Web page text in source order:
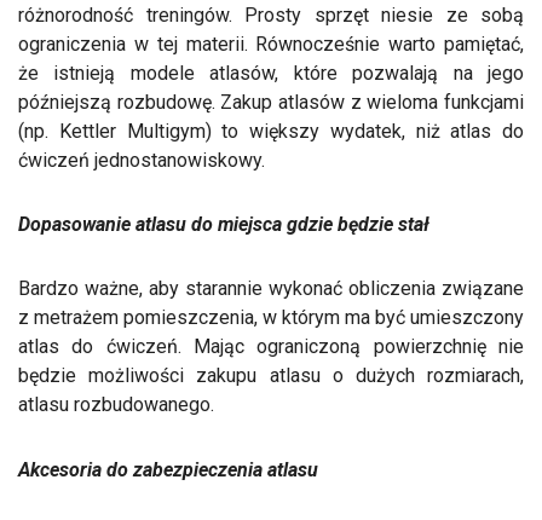
różnorodność treningów. Prosty sprzęt niesie ze sobą
ograniczenia w tej materii. Równocześnie warto pamiętać,
że istnieją modele atlasów, które pozwalają na jego
późniejszą rozbudowę. Zakup atlasów z wieloma funkcjami
(np. Kettler Multigym) to większy wydatek, niż atlas do
ćwiczeń jednostanowiskowy.
Dopasowanie atlasu do miejsca gdzie będzie stał
Bardzo ważne, aby starannie wykonać obliczenia związane
z metrażem pomieszczenia, w którym ma być umieszczony
atlas do ćwiczeń. Mając ograniczoną powierzchnię nie
będzie możliwości zakupu atlasu o dużych rozmiarach,
atlasu rozbudowanego.
Akcesoria do zabezpieczenia atlasu